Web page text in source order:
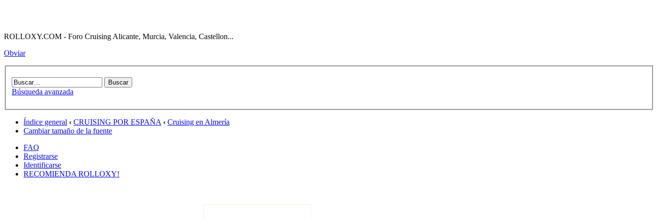
ROLLOXY.COM - Foro Cruising Alicante, Murcia, Valencia, Castellon...
Obviar
Búsqueda avanzada
Índice general ‹ CRUISING POR ESPAÑA ‹ Cruising en Almería
Cambiar tamaño de la fuente
FAQ
Registrarse
Identificarse
RECOMIENDA ROLLOXY!